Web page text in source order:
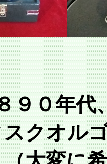
９０年
クオル